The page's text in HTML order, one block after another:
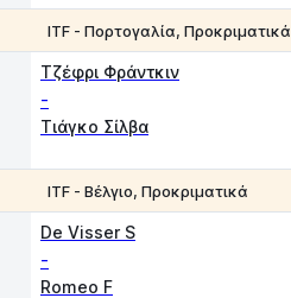
ITF - Πορτογαλία, Προκριματικά
Tζέφρι Φράντκιν
-
Τιάγκο Σίλβα
ITF - Βέλγιο, Προκριματικά
De Visser S
-
Romeo F